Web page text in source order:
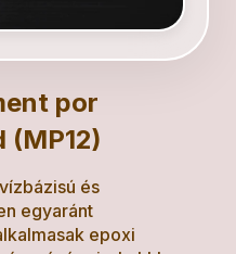
por
(MP12)
és
egyaránt
epoxi